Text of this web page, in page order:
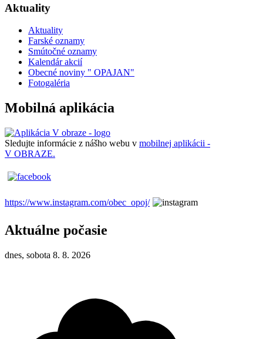
Aktuality
Aktuality
Farské oznamy
Smútočné oznamy
Kalendár akcií
Obecné noviny " OPAJAN"
Fotogaléria
Mobilná aplikácia
Sledujte informácie z nášho webu v mobilnej aplikácii -
V OBRAZE.
https://www.instagram.com/obec_opoj/
Aktuálne počasie
dnes, sobota 8. 8. 2026